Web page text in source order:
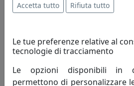
Accetta tutto Rifiuta tutto
Le tue preferenze relative al
tecnologie di tracciamento
Le opzioni disponibili in
permettono di personalizzare